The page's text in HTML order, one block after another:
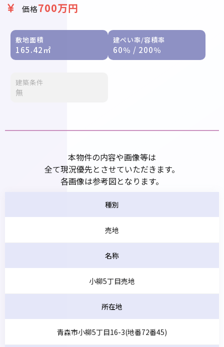
価格700万円
敷地面積
165.42㎡
建ぺい率/容積率
60％ / 200％
建築条件
無
本物件の内容や画像等は
全て現況優先とさせていただきます。
各画像は参考図となります。
種別
売地
名称
小柳5丁目売地
所在地
青森市小柳5丁目16-3(地番72番45)